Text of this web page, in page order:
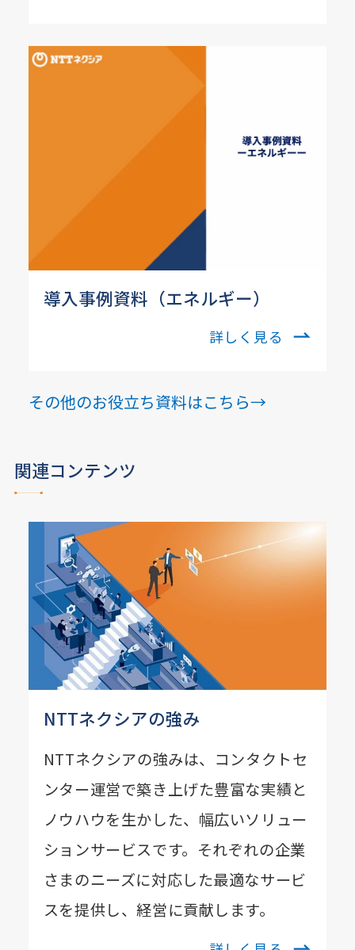
導入事例資料（エネルギー）
詳しく見る
その他のお役立ち資料はこちら→
関連コンテンツ
NTTネクシアの強み
NTTネクシアの強みは、コンタクトセ
ンター運営で築き上げた豊富な実績と
ノウハウを生かした、幅広いソリュー
ションサービスです。それぞれの企業
さまのニーズに対応した最適なサービ
スを提供し、経営に貢献します。